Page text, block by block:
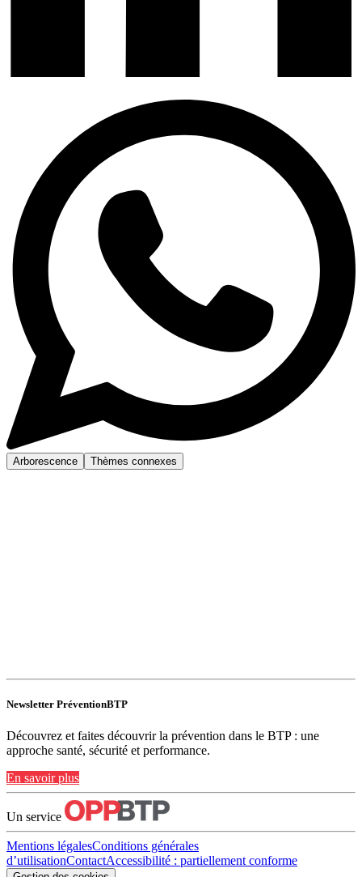
Arborescence Thèmes connexes
Newsletter PréventionBTP
Découvrez et faites découvrir la prévention dans le BTP : une
approche santé, sécurité et performance.
En savoir plus
Un service
Mentions légalesConditions générales
d’utilisationContactAccessibilité : partiellement conforme